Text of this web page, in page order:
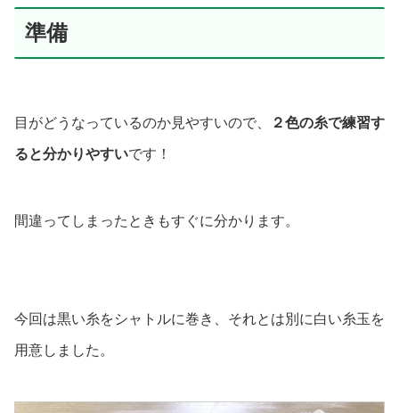
準備
目がどうなっているのか見やすいので、 ２色の糸で練習す
ると分かりやすいです！
間違ってしまったときもすぐに分かります。
今回は黒い糸をシャトルに巻き、それとは別に白い糸玉を
用意しました。